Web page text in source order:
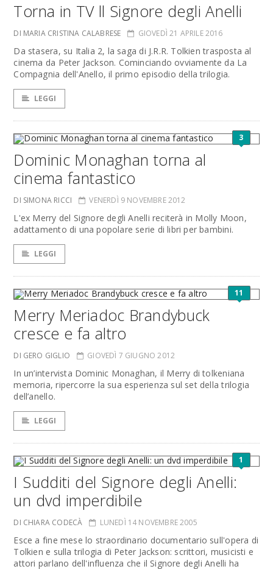
Torna in TV ll Signore degli Anelli
DI MARIA CRISTINA CALABRESE GIOVEDÌ 21 APRILE 2016
Da stasera, su Italia 2, la saga di J.R.R. Tolkien trasposta al
cinema da Peter Jackson. Cominciando ovviamente da La
Compagnia dell'Anello, il primo episodio della trilogia.
LEGGI
3
Dominic Monaghan torna al
cinema fantastico
DI SIMONA RICCI VENERDÌ 9 NOVEMBRE 2012
L'ex Merry del Signore degli Anelli reciterà in Molly Moon,
adattamento di una popolare serie di libri per bambini.
LEGGI
11
Merry Meriadoc Brandybuck
cresce e fa altro
DI GERO GIGLIO GIOVEDÌ 7 GIUGNO 2012
In un’intervista Dominic Monaghan, il Merry di tolkeniana
memoria, ripercorre la sua esperienza sul set della trilogia
dell’anello.
LEGGI
1
I Sudditi del Signore degli Anelli:
un dvd imperdibile
DI CHIARA CODECÀ LUNEDÌ 14 NOVEMBRE 2005
Esce a fine mese lo straordinario documentario sull'opera di
Tolkien e sulla trilogia di Peter Jackson: scrittori, musicisti e
attori parlano dell'influenza che il Signore degli Anelli ha